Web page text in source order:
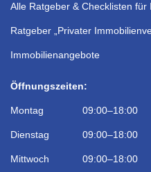
Alle Ratgeber & Checklisten für
Ratgeber „Privater
Immobilienangebote
Öffnungszeiten:
Montag 09:00–18:00
Dienstag 09:00–18:00
Mittwoch 09:00–18:00